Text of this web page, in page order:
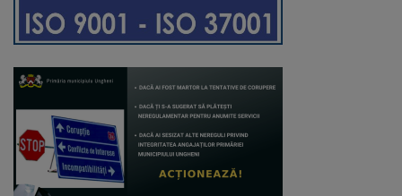
Viceprimari
Organigrama
Aparatul
primăriei